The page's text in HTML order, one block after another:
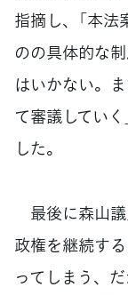
指摘し、「本
のの具体的な
はいかない。
て審議してい
した。
最後に森山議
政権を継続す
ってしまう、